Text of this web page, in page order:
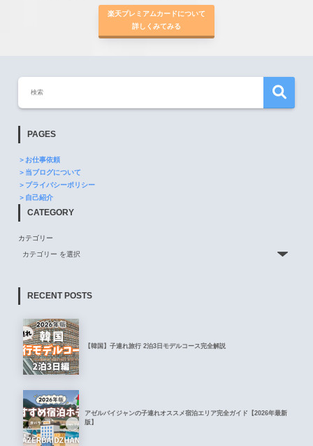
楽天プレミアムカードについて
詳しくみてみる
PAGES
＞お仕事依頼
＞当ブログについて
＞プライバシーポリシー
＞自己紹介
CATEGORY
カテゴリー
RECENT POSTS
【韓国】子連れ旅行 2泊3日モデルコース完全解説
アゼルバイジャンの子連れオススメ宿泊エリア完全ガイド【2026年最新
版】